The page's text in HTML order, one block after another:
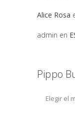
Alice Rosa
admin en
Pippo